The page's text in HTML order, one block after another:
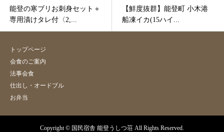
能登の寒ブリお刺身セット＋
専用漬けタレ付〈2,...
【鮮度抜群】能登町 小木港
船凍イカ(15ハイ...
トップページ
会食のご案内
法事会食
仕出し・オードブル
お弁当
Copyright © 国民宿舎 能登うしつ荘 All Rights Reserved.